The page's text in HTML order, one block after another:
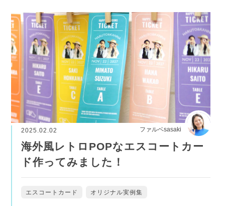
ファルベsasaki
2025.02.02
海外風レトロPOPなエスコートカー
ド作ってみました！
エスコートカード オリジナル実例集